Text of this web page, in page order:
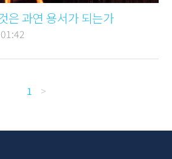
은 과연 용서가 되는가
1 >